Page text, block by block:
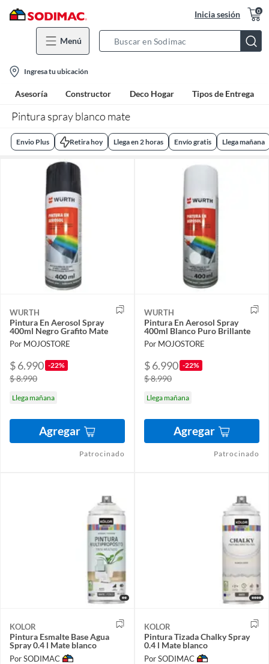
Inicia sesión 0
Menú
Bar
location-
icon
Ingresa tu ubicación
Asesoría Constructor Deco Hogar Tipos de Entrega
Pintura spray blanco mate
Envio Plus Retira hoy Llega en 2 horas Envío gratis Llega mañana
WURTH
Pintura En Aerosol Spray
400ml Negro Grafito Mate
Por MOJOSTORE
$ 6.990 -22%
$ 8.990
Llega mañana
Agregar
Patrocinado
WURTH
Pintura En Aerosol Spray
400ml Blanco Puro Brillante
Por MOJOSTORE
$ 6.990 -22%
$ 8.990
Llega mañana
Agregar
Patrocinado
KOLOR
Pintura Esmalte Base Agua
Spray 0.4 l Mate blanco
Por SODIMAC
KOLOR
Pintura Tizada Chalky Spray
0.4 l Mate blanco
Por SODIMAC